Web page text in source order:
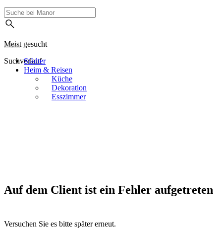
Meist gesucht
Suchverlauf
Städter
Heim & Reisen
Küche
Dekoration
Esszimmer
Auf dem Client ist ein Fehler aufgetreten
Versuchen Sie es bitte später erneut.